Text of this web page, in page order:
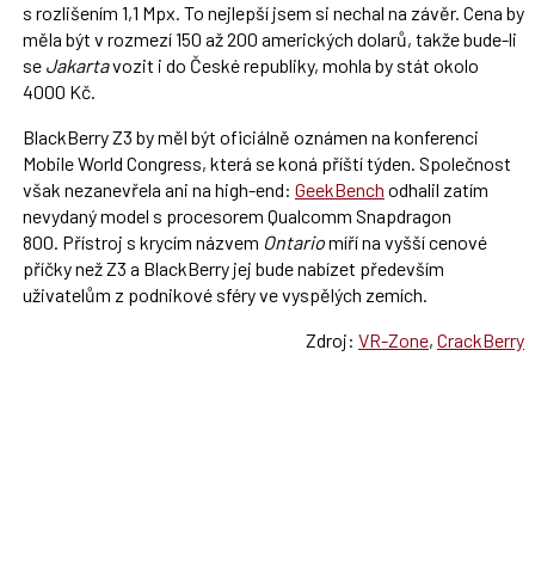
s rozlišením 1,1 Mpx. To nejlepší jsem si nechal na závěr. Cena by
měla být v rozmezí 150 až 200 amerických dolarů, takže bude-li
se Jakartavozit i do České republiky, mohla by stát okolo
4000 Kč.
BlackBerry Z3 by měl být oficiálně oznámen na konferenci
Mobile World Congress, která se koná příští týden. Společnost
však nezanevřela ani na high-end: GeekBench odhalil zatím
nevydaný model s procesorem Qualcomm Snapdragon
800. Přístroj s krycím názvem Ontariomíří na vyšší cenové
příčky než Z3 a BlackBerry jej bude nabízet především
uživatelům z podnikové sféry ve vyspělých zemích.
Zdroj:VR-Zone,CrackBerry